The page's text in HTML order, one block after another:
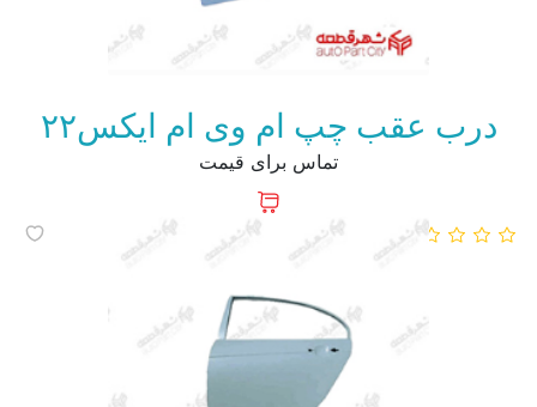
درب عقب چپ ام وی ام ایکس۲۲
تماس برای قیمت